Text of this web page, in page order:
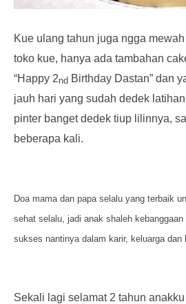
Kue ulang tahun juga ngga
toko kue, hanya ada tambahan
“Happy 2nd Birthday Dastan” dan
jauh hari yang sudah dedek
pinter banget dedek tiup lilinnya,
beberapa kali.
Doa mama dan papa selalu yang terbaik
sehat selalu, jadi anak shaleh
sukses nantinya dalam karir, keluarga dan
Sekali lagi selamat 2 tahun